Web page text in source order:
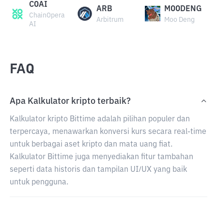
COAI
ChainOpera
AI
ARB
Arbitrum
MOODENG
Moo Deng
FAQ
Apa Kalkulator kripto terbaik?
Kalkulator kripto Bittime adalah pilihan populer dan
terpercaya, menawarkan konversi kurs secara real-time
untuk berbagai aset kripto dan mata uang fiat.
Kalkulator Bittime juga menyediakan fitur tambahan
seperti data historis dan tampilan UI/UX yang baik
untuk pengguna.